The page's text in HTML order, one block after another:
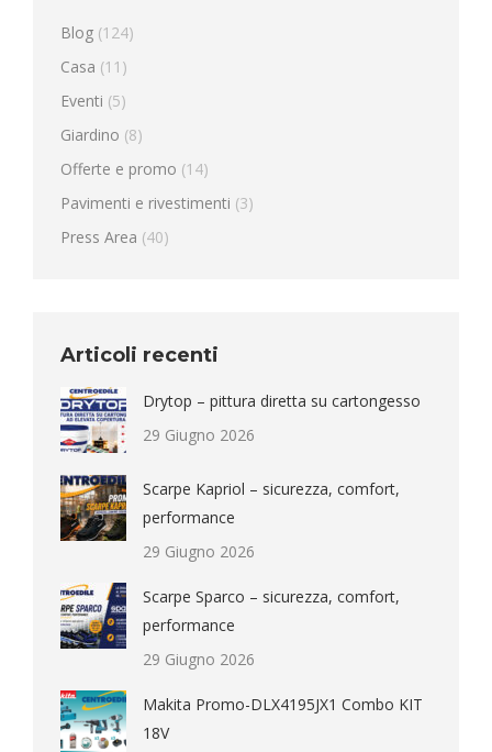
Blog (124)
Casa (11)
Eventi (5)
Giardino (8)
Offerte e promo (14)
Pavimenti e rivestimenti (3)
Press Area (40)
Articoli recenti
Drytop – pittura diretta su cartongesso
29 Giugno 2026
Scarpe Kapriol – sicurezza, comfort,
performance
29 Giugno 2026
Scarpe Sparco – sicurezza, comfort,
performance
29 Giugno 2026
Makita Promo-DLX4195JX1 Combo KIT
18V